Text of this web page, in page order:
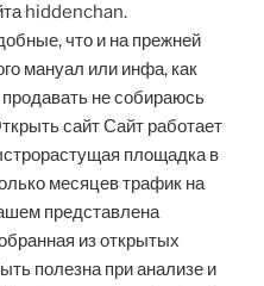
hiddenchan.
что и на прежней
мануал или инфа, как
продавать не собираюсь
сайт Сайт работает
площадка в
месяцев трафик на
представлена
из открытых
полезна при анализе и